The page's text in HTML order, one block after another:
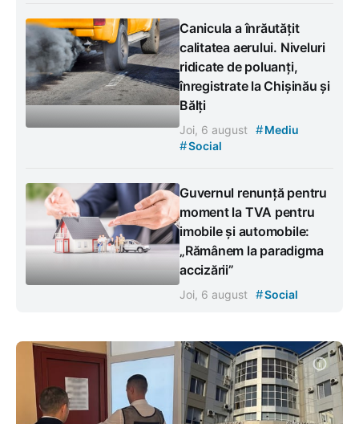
Canicula a înrăutățit
calitatea aerului. Niveluri
ridicate de poluanți,
înregistrate la Chișinău și
Bălți
Joi, 6 august #Mediu
#Social
Guvernul renunță pentru
moment la TVA pentru
imobile și automobile:
„Rămânem la paradigma
accizării”
Joi, 6 august #Social